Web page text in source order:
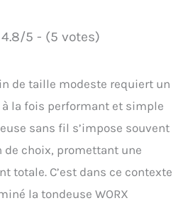
4.8/5 - (5 votes)
de taille modeste requiert un
la fois performant et simple
sans fil s’impose souvent
choix, promettant une
totale. C’est dans ce contexte
la tondeuse WORX